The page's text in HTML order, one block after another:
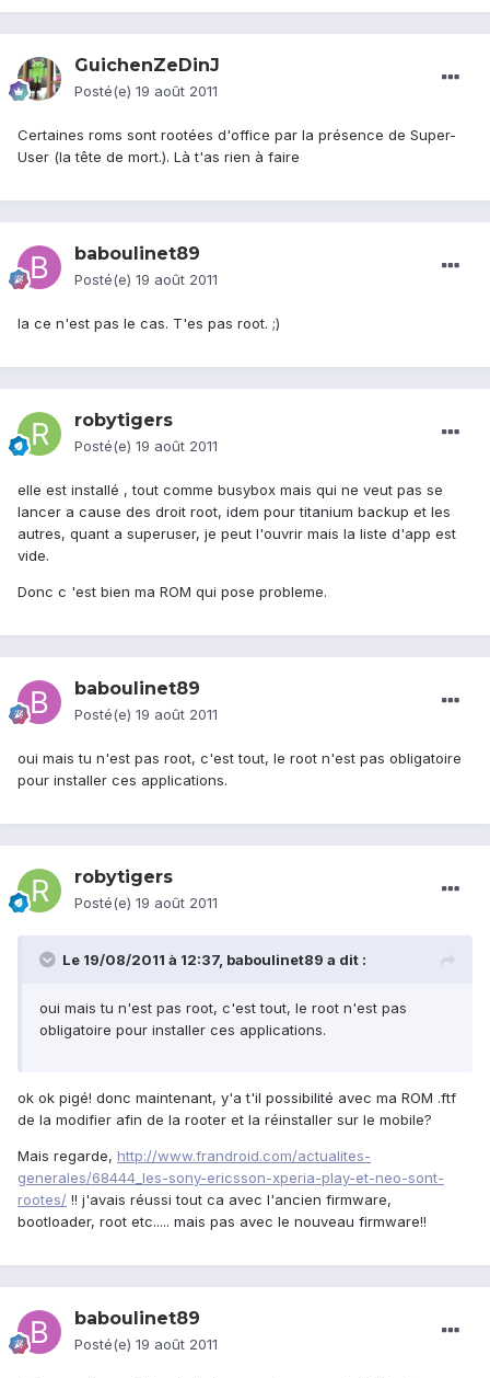
GuichenZeDinJ
Posté(e) 19 août 2011
Certaines roms sont rootées d'office par la présence de Super-
User (la tête de mort.). Là t'as rien à faire
baboulinet89
Posté(e) 19 août 2011
la ce n'est pas le cas. T'es pas root. ;)
robytigers
Posté(e) 19 août 2011
elle est installé , tout comme busybox mais qui ne veut pas se
lancer a cause des droit root, idem pour titanium backup et les
autres, quant a superuser, je peut l'ouvrir mais la liste d'app est
vide.
Donc c 'est bien ma ROM qui pose probleme.
baboulinet89
Posté(e) 19 août 2011
oui mais tu n'est pas root, c'est tout, le root n'est pas obligatoire
pour installer ces applications.
robytigers
Posté(e) 19 août 2011
Le 19/08/2011 à 12:37, baboulinet89 a dit :
oui mais tu n'est pas root, c'est tout, le root n'est pas
obligatoire pour installer ces applications.
ok ok pigé! donc maintenant, y'a t'il possibilité avec ma ROM .ftf
de la modifier afin de la rooter et la réinstaller sur le mobile?
Mais regarde, http://www.frandroid.com/actualites-
generales/68444_les-sony-ericsson-xperia-play-et-neo-sont-
rootes/ !! j'avais réussi tout ca avec l'ancien firmware,
bootloader, root etc..... mais pas avec le nouveau firmware!!
baboulinet89
Posté(e) 19 août 2011